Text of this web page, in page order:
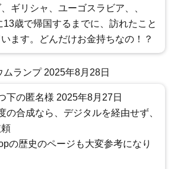
ギリシャ、ユーゴスラビア、、
13歳で帰国するまでに、訪れたこと
ます。どんだけお金持ちなの！？
ムランプ 2025年8月28日
下の匿名様 2025年8月27日
の合成なら、デジタルを経由せず、
の歴史のページも大変参考になり